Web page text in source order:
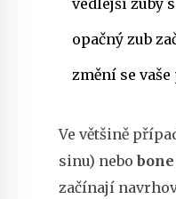
vedlejší zuby
opačný zub
změní se
Ve většině
sinu) nebo
začínají